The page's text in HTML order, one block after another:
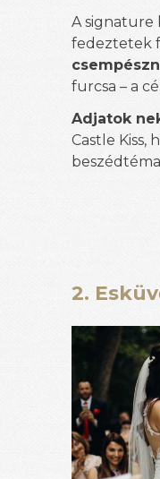
A signature
fedeztetek
furcsa – a
Adjatok
Castle Kiss,
2.